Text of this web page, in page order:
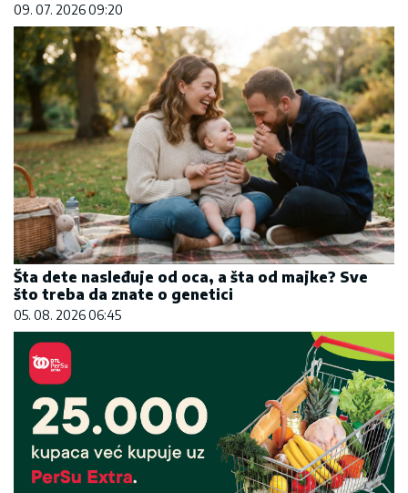
09. 07. 2026 09:20
Šta dete nasleđuje od oca, a šta od majke? Sve
što treba da znate o genetici
05. 08. 2026 06:45